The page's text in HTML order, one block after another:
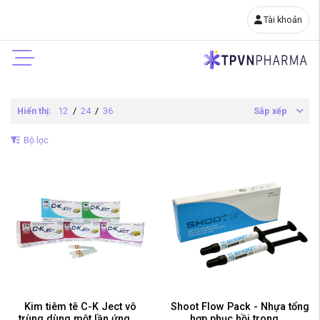
Tài khoản
Hiển thị: 12 / 24 / 36 Sắp xếp
Bộ lọc
Kim tiêm tê C-K Ject vô
Shoot Flow Pack - Nhựa tổng